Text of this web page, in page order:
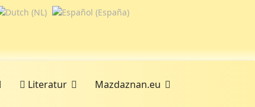
Literatur Mazdaznan.eu